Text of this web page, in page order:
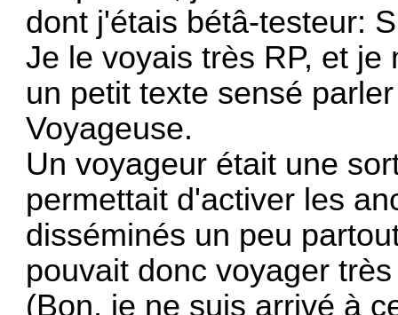
dont j'étais bétâ-testeur:
Je le voyais très RP, et
un petit texte sensé
Voyageuse.
Un voyageur était une
permettait d'activer les
disséminés un peu
pouvait donc voyager
(Bon, je ne suis arrivé à